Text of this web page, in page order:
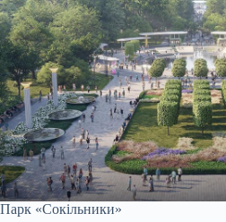
Парк «Сокільники»